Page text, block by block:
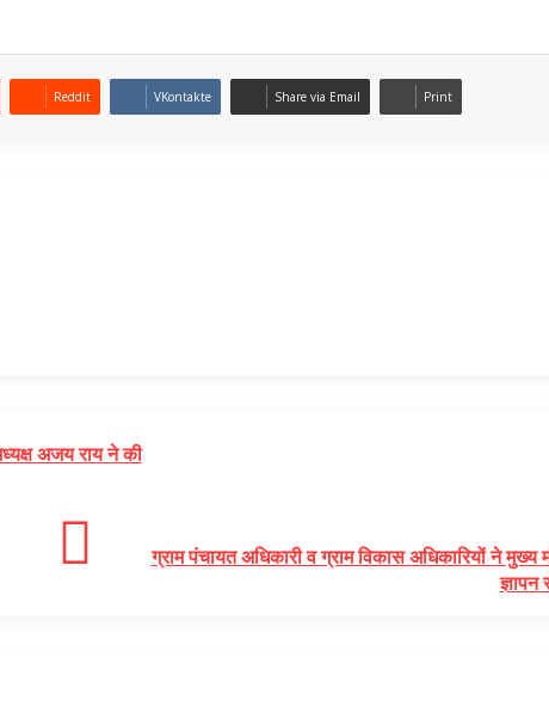
Reddit VKontakte Share via Email Print
अजय राय ने की
ग्राम पंचायत अधिकारी व ग्राम विकास अधिकारियों ने
ज्ञापन